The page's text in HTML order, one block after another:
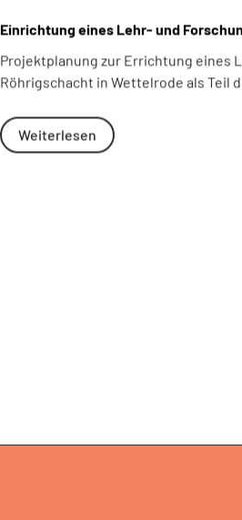
Einrichtung eines Lehr- und
Projektplanung zur Errichtung eines
Röhrigschacht in Wettelrode als Teil
Weiterlesen